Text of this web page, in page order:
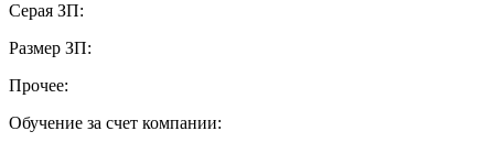
Серая ЗП:
Размер ЗП:
Прочее:
Обучение за счет компании: